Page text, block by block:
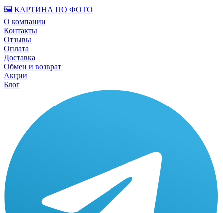
🖼️ КАРТИНА ПО ФОТО
О компании
Контакты
Отзывы
Оплата
Доставка
Обмен и возврат
Акции
Блог